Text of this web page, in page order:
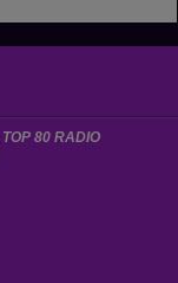
TOP 80 RADIO